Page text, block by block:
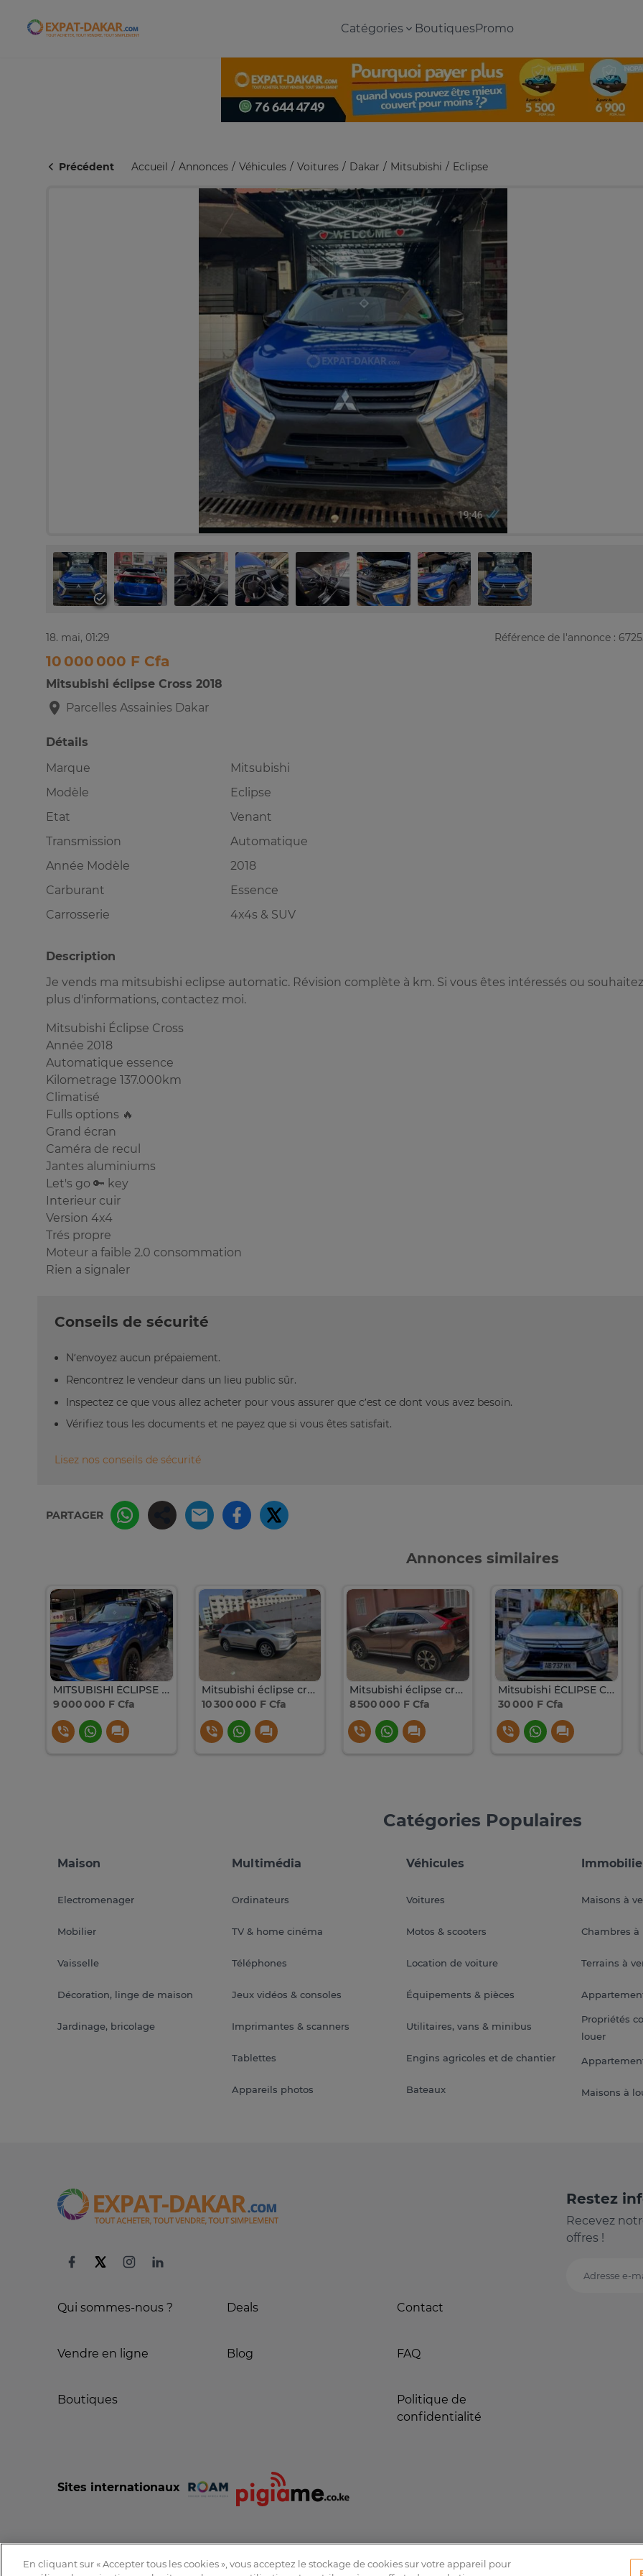
Expat-Dakar Catégories BoutiquesPromo
Précédent Accueil Annonces Véhicules Voitures Dakar Mitsubishi Eclipse
18. mai, 01:29 Référence de l'annonce :
10 000 000 F Cfa
Mitsubishi éclipse Cross 2018
Parcelles Assainies Dakar
Détails
Marque
Mitsubishi
Modèle
Eclipse
Etat
Venant
Transmission
Automatique
Année Modèle
2018
Carburant
Essence
Carrosserie
4x4s & SUV
Description
Je vends ma mitsubishi eclipse automatic. Révision complète à km. Si vous êtes intéressés ou souhaitez
plus d'informations, contactez moi.
Mitsubishi Éclipse Cross
Année 2018
Automatique essence
Kilometrage 137.000km
Climatisé
Fulls options 🔥
Grand écran
Caméra de recul
Jantes aluminiums
Let's go 🔑 key
Interieur cuir
Version 4x4
Trés propre
Moteur a faible 2.0 consommation
Rien a signaler
Conseils de sécurité
N’envoyez aucun prépaiement.
Rencontrez le vendeur dans un lieu public sûr.
Inspectez ce que vous allez acheter pour vous assurer que c’est ce dont vous avez besoin.
Vérifiez tous les documents et ne payez que si vous êtes satisfait.
Lisez nos conseils de sécurité
PARTAGER
Annonces similaires
MITSUBISHI ÉCLIPSE CROSS 2018
9 000 000 F Cfa
Mitsubishi éclipse cross GT
10 300 000 F Cfa
Mitsubishi éclipse cross 2020
8 500 000 F Cfa
Mitsubishi ÉCLIPSE CROSS
30 000 F Cfa
Catégories Populaires
Maison
Electromenager
Mobilier
Vaisselle
Décoration, linge de maison
Jardinage, bricolage
Multimédia
Ordinateurs
TV & home cinéma
Téléphones
Jeux vidéos & consoles
Imprimantes & scanners
Tablettes
Appareils photos
Véhicules
Voitures
Motos & scooters
Location de voiture
Équipements & pièces
Utilitaires, vans & minibus
Engins agricoles et de chantier
Bateaux
Maisons à
Chambres à
Terrains à
Propriétés
louer
Maisons à
Qui sommes-nous ?
Vendre en ligne
Boutiques
Deals
Blog
Contact
FAQ
Politique de
confidentialité
Restez
Recevez
offres !
Adresse e-
Sites internationaux
En cliquant sur « Accepter tous les cookies », vous acceptez le stockage de cookies sur votre appareil pour